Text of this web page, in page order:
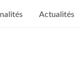
Actualités